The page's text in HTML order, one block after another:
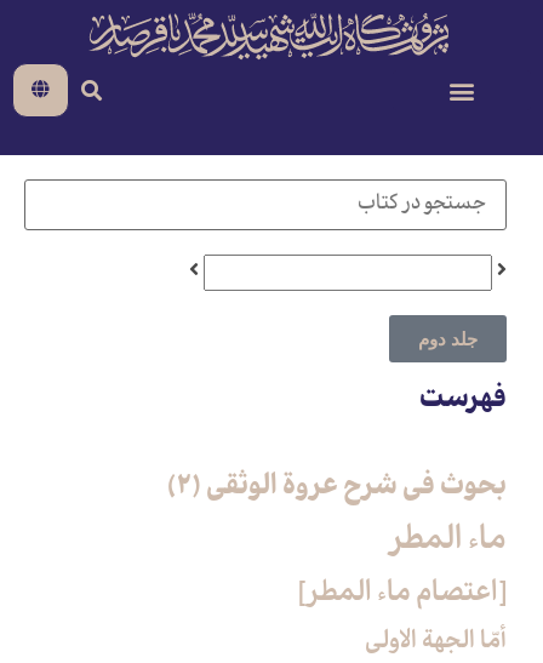
فهرست
جلد دوم
بحوث فی شرح عروة الوثقی (2)
ماء المطر
[اعتصام ماء المطر]
أمّا الجهة الاولى‏